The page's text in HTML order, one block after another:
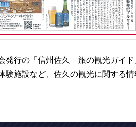
発行の「信州佐久 旅の観光ガイド
験施設など、佐久の観光に関する